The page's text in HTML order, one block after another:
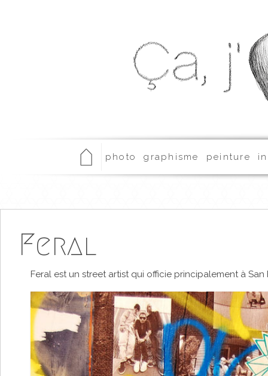
photo graphisme peinture
Feral
Feral est un street artist qui officie principalement à